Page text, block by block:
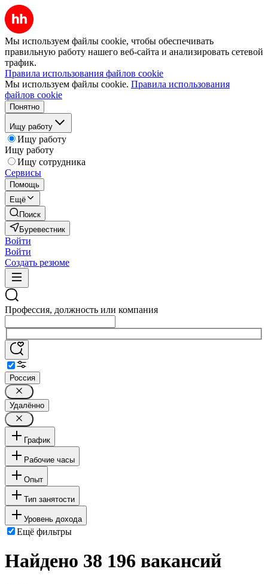
Мы используем файлы cookie, чтобы обеспечивать
правильную работу нашего веб-сайта и анализировать сетевой
трафик.
Правила использования файлов cookie
Мы используем файлы cookie. Правила использования
файлов cookie
Понятно
Ищу работу
Ищу работу
Ищу работу
Ищу сотрудника
Сервисы
Помощь
Ещё
Поиск
Буревестник
Войти
Войти
Создать резюме
Профессия, должность или компания
Россия
Удалённо
График
Рабочие часы
Опыт
Тип занятости
Уровень дохода
Ещё фильтры
Найдено 38 196 вакансий